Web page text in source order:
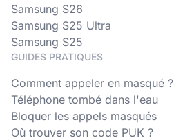
Samsung S26
Samsung S25 Ultra
Samsung S25
GUIDES PRATIQUES
Comment appeler en masqué ?
Téléphone tombé dans l'eau
Bloquer les appels masqués
Où trouver son code PUK ?